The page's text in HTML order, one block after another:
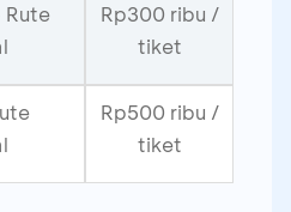
Rp300 ribu /
tiket
Rp500 ribu /
tiket